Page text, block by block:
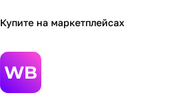
Купите на маркетплейсах